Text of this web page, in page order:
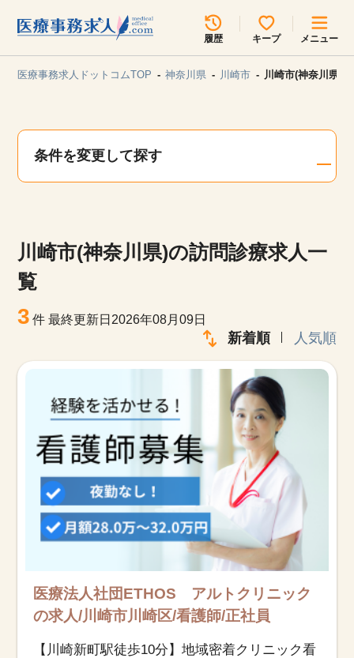
履歴 キープ メニュー
見学会・イベント情報
医療事務求人ドットコムとは
サイトの使い方
就職サポート
人材をお探しの医療機関・企業様
運営会社
医療事務求人ドットコムTOP 神奈川県 川崎市 川崎市(神奈川県)
条件を変更して探す
川崎市(神奈川県)の訪問診療求人一
覧
3 件最終更新日2026年08月09日
新着順 人気順
医療法人社団ETHOS アルトクリニック
の求人/川崎市川崎区/看護師/正社員
【川崎新町駅徒歩10分】地域密着クリニック看
所在地のエリアを選択してください
各支店担当よりご連絡させていただきます。
関東
甲信越・北陸 中国・四国
九州・沖縄